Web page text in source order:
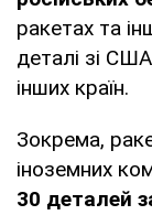
ракетах та
деталі зі
інших країн.
Зокрема,
іноземних
30 деталей